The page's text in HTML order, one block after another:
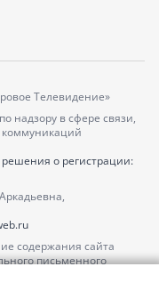
Телевидение»
надзору в сфере связи,
о регистрации:
содержания сайта
письменного